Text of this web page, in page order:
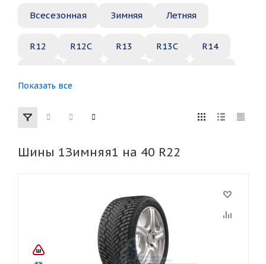
Всесезонная Зимняя Летняя
R12 R12C R13 R13C R14
R22
155 165 185 195
285 295
30 40 45 45
Показать все
Шины 1Зимняя1 на 40 R22